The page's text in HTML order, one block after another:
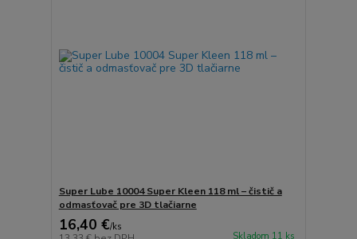
Super Lube 10004 Super Kleen 118 ml – čistič a
odmasťovač pre 3D tlačiarne
16,40 €/ks
Skladom 11 ks